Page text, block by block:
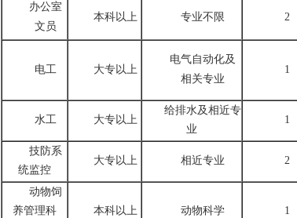
办公室
文员
本科以上 专业不限 2
电工 大专以上
电气自动化及
相关专业
1
水工 大专以上
给排水及相近专
业
1
技防系
统监控
大专以上 相近专业 2
动物饲
养管理科
本科以上 动物科学 1